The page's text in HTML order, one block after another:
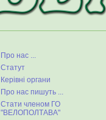
Про нас ...
Статут
Керівні органи
Про нас пишуть ...
Стати членом ГО
"ВЕЛОПОЛТАВА"